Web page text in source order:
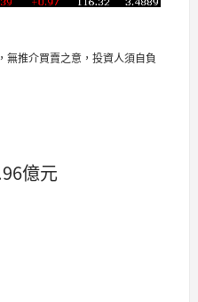
無推介買賣之意，投資人須自負
億元